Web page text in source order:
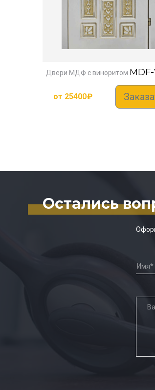
Двери МДФ с виноритом MDF-
от 25400₽
Остались